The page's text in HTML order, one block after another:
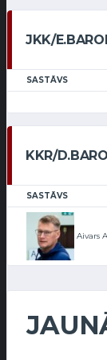
JKK/
SASTĀVS
KKR/
SASTĀVS
Aivars